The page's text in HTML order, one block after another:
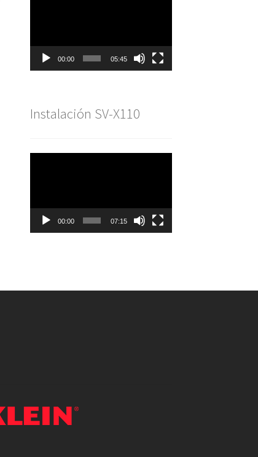
00:00 05:45
Instalación SV-X110
00:00 07:15